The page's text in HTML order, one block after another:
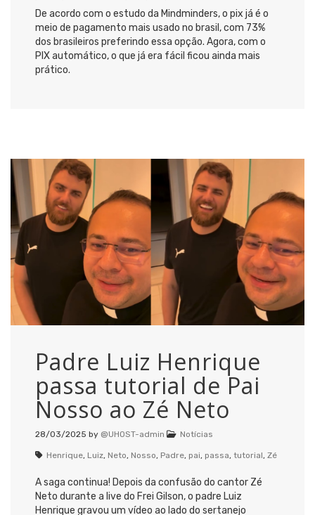
De acordo com o estudo da Mindminders, o pix já é o
meio de pagamento mais usado no brasil, com 73%
dos brasileiros preferindo essa opção. Agora, com o
PIX automático, o que já era fácil ficou ainda mais
prático.
Padre Luiz Henrique
passa tutorial de Pai
Nosso ao Zé Neto
28/03/2025 by @UHOST-admin Notícias
Henrique, Luiz, Neto, Nosso, Padre, pai, passa, tutorial, Zé
A saga continua! Depois da confusão do cantor Zé
Neto durante a live do Frei Gilson, o padre Luiz
Henrique gravou um vídeo ao lado do sertanejo